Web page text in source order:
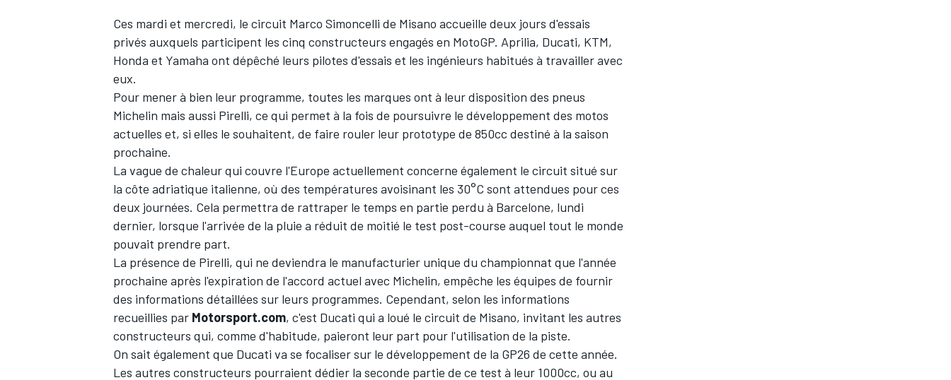
Ces mardi et mercredi, le circuit Marco Simoncelli de Misano accueille deux jours d'essais
privés auxquels participent les cinq constructeurs engagés en MotoGP. Aprilia, Ducati, KTM,
Honda et Yamaha ont dépêché leurs pilotes d'essais et les ingénieurs habitués à travailler avec
eux.
Pour mener à bien leur programme, toutes les marques ont à leur disposition des pneus
Michelin mais aussi Pirelli, ce qui permet à la fois de poursuivre le développement des motos
actuelles et, si elles le souhaitent, de faire rouler leur prototype de 850cc destiné à la saison
prochaine.
La vague de chaleur qui couvre l'Europe actuellement concerne également le circuit situé sur
la côte adriatique italienne, où des températures avoisinant les 30°C sont attendues pour ces
deux journées. Cela permettra de rattraper le temps en partie perdu à Barcelone, lundi
dernier, lorsque l'arrivée de la pluie a réduit de moitié le test post-course auquel tout le monde
pouvait prendre part.
La présence de Pirelli, qui ne deviendra le manufacturier unique du championnat que l'année
prochaine après l'expiration de l'accord actuel avec Michelin, empêche les équipes de fournir
des informations détaillées sur leurs programmes. Cependant, selon les informations
recueillies par Motorsport.com, c'est Ducati qui a loué le circuit de Misano, invitant les autres
constructeurs qui, comme d'habitude, paieront leur part pour l'utilisation de la piste.
On sait également que Ducati va se focaliser sur le développement de la GP26 de cette année.
Les autres constructeurs pourraient dédier la seconde partie de ce test à leur 1000cc, ou au